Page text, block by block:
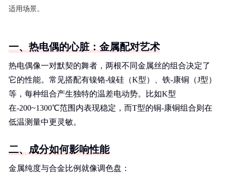
适用场景。
一、热电偶的心脏：金属配对艺术
热电偶像一对默契的舞者，两根不同金属丝的组合决定了
它的性能。常见搭配有镍铬-镍硅（K型）、铁-康铜（J型）
等，每种组合产生独特的温差电动势。比如K型
在-200~1300℃范围内表现稳定，而T型的铜-康铜组合则在
低温测量中更灵敏。
二、成分如何影响性能
金属纯度与合金比例就像调色盘：